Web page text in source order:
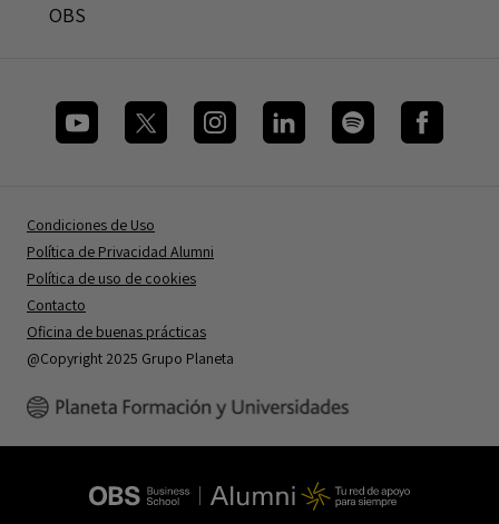
OBS
Condiciones de Uso
Política de Privacidad Alumni
Política de uso de cookies
Contacto
Oficina de buenas prácticas
@Copyright 2025 Grupo Planeta